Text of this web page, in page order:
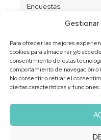
Para ofrecer las mejores
cookies para almacenar y/o
consentimiento de estas
comportamiento de navegación
No consentir o retirar el
ciertas características y funciones.
Encuestas
Política de privacidad
Enlaces de interés
Plan Estratégico